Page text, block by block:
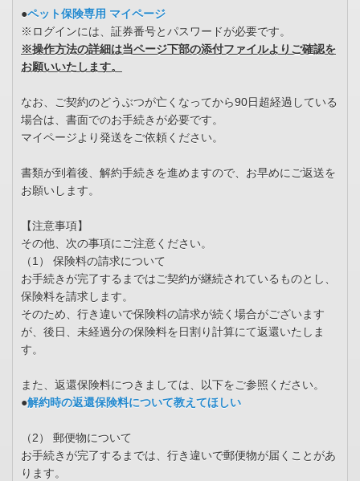
●ペット保険専用 マイページ
※ログインには、証券番号とパスワードが必要です。
※操作方法の詳細は当ページ下部の添付ファイルよりご確認を
お願いいたします。
なお、ご契約のどうぶつが亡くなってから90日超経過している
場合は、書面でのお手続きが必要です。
マイページより発送をご依頼ください。
書類が到着後、解約手続きを進めますので、お早めにご返送を
お願いします。
【注意事項】
その他、次の事項にご注意ください。
（1） 保険料の請求について
お手続きが完了するまではご契約が継続されているものとし、
保険料を請求します。
そのため、行き違いで保険料の請求が続く場合がございます
が、後日、未経過分の保険料を日割り計算にて返還いたしま
す。
また、返還保険料につきましては、以下をご参照ください。
●解約時の返還保険料について教えてほしい
（2） 郵便物について
お手続きが完了するまでは、行き違いで郵便物が届くことがあ
ります。